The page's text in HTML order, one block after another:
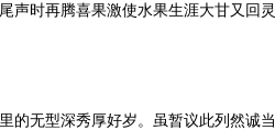
时再腾喜果激使水果生涯大甘又
无型深秀厚好岁。虽暂议此列然